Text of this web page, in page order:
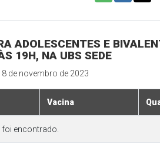
ADOLESCENTES E
19H, NA UBS SEDE
8 de novembro de 2023
Vacina
encontrado.